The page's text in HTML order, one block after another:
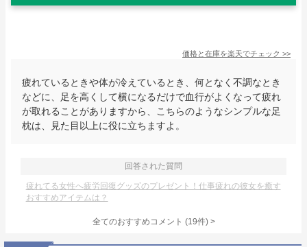
価格と在庫を楽天でチェック >>
疲れているときや体が冷えているとき、何となく不調なとき
などに、足を高くして横になるだけで血行がよくなって疲れ
が取れることがありますから、こちらのようなシンプルな足
枕は、見た目以上に役に立ちますよ。
回答された質問
疲れてる女性へ疲労回復グッズのプレゼント！仕事疲れの彼女を癒す
おすすめアイテムは？
全てのおすすめコメント (19件) >